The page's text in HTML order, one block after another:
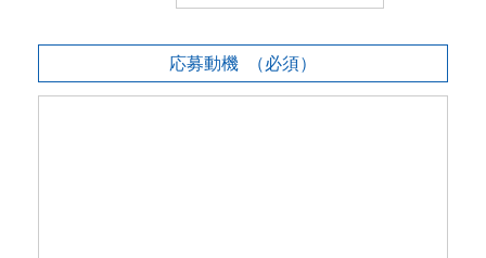
応募動機 （必須）